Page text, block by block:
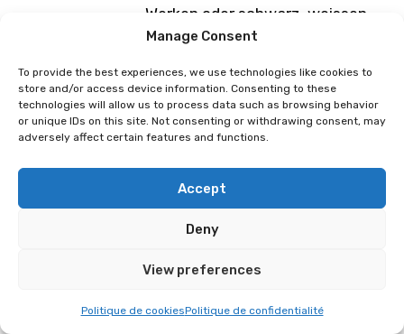
Manage Consent
To provide the best experiences, we use technologies like cookies to
store and/or access device information. Consenting to these
technologies will allow us to process data such as browsing behavior
or unique IDs on this site. Not consenting or withdrawing consent, may
adversely affect certain features and functions.
Accept
Deny
View preferences
Politique de cookiesPolitique de confidentialité
Werken oder schwarz-weissen
Arbeiten mit Tinte.
Programm unter Vorbehalt von
Änderungen
SpiderGuile Ravchka